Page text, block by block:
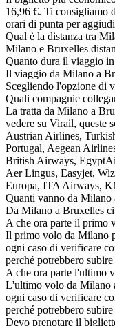
16,96 €. Ti consigliamo
orari di punta per
Qual è la distanza tra
Milano e Bruxelles
Quanto dura il viaggio
Il viaggio da Milano a
Scegliendo l'opzione di
Quali compagnie
La tratta da Milano a
vedere su Virail, queste
Austrian Airlines,
Portugal, Aegean
British Airways,
Aer Lingus, Easyjet,
Europa, ITA Airways,
Quanti vanno da
Da Milano a Bruxelles
A che ora parte il primo
Il primo volo da Milano
ogni caso di verificare
perché potrebbero
A che ora parte l'ultimo
L'ultimo volo da Milano
ogni caso di verificare
perché potrebbero
Devo prenotare il